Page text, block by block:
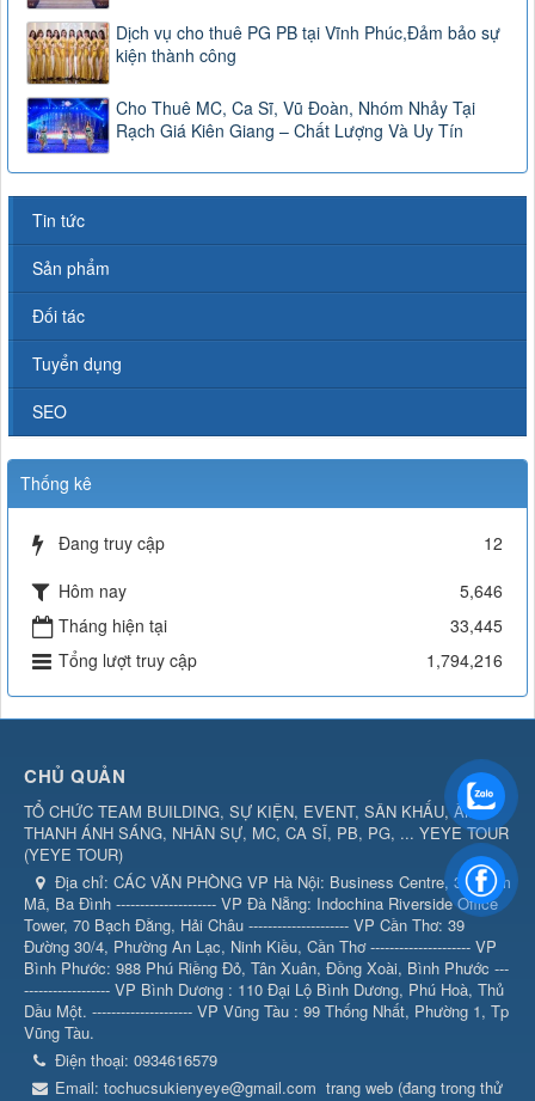
Dịch vụ cho thuê PG PB tại Vĩnh Phúc,Đảm bảo sự
kiện thành công
Cho Thuê MC, Ca Sĩ, Vũ Đoàn, Nhóm Nhảy Tại
Rạch Giá Kiên Giang – Chất Lượng Và Uy Tín
Tin tức
Sản phẩm
Đối tác
Tuyển dụng
SEO
Thống kê
Đang truy cập
12
Hôm nay
5,646
Tháng hiện tại
33,445
Tổng lượt truy cập
1,794,216
CHỦ QUẢN
TỔ CHỨC TEAM BUILDING, SỰ KIỆN, EVENT, SÂN KHẤU, ÂM
THANH ÁNH SÁNG, NHÂN SỰ, MC, CA SĨ, PB, PG, ... YEYE TOUR
(YEYE TOUR)
Địa chỉ: CÁC VĂN PHÒNG VP Hà Nội: Business Centre, 360 Kim
Mã, Ba Đình --------------------- VP Đà Nẵng: Indochina Riverside Office
Tower, 70 Bạch Đằng, Hải Châu --------------------- VP Cần Thơ: 39
Đường 30/4, Phường An Lạc, Ninh Kiều, Cần Thơ --------------------- VP
Bình Phước: 988 Phú Riềng Đỏ, Tân Xuân, Đồng Xoài, Bình Phước ---
------------------ VP Bình Dương : 110 Đại Lộ Bình Dương, Phú Hoà, Thủ
Dầu Một. --------------------- VP Vũng Tàu : 99 Thống Nhất, Phường 1, Tp
Vũng Tàu.
Điện thoại: 0934616579
Email: tochucsukienyeye@gmail.com trang web (đang trong thử